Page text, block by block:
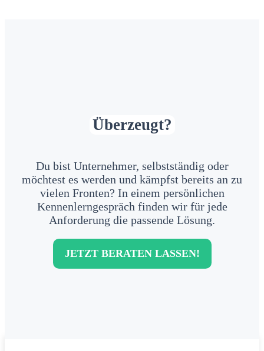
Überzeugt?
Du bist Unternehmer, selbstständig oder
möchtest es werden und kämpfst bereits an zu
vielen Fronten? In einem persönlichen
Kennenlerngespräch finden wir für jede
Anforderung die passende Lösung.
JETZT BERATEN LASSEN!